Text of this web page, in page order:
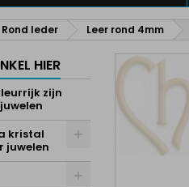
Rond leder Leer rond 4mm
HIER
zijn
kristal
juwelen